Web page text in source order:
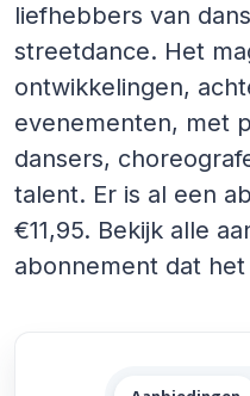
liefhebbers van
streetdance. Het
ontwikkelingen,
evenementen, met
dansers,
talent. Er is al een
€11,95. Bekijk alle
abonnement dat